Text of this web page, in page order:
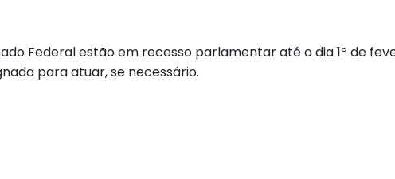
Federal estão em recesso parlamentar até o dia 1º de
para atuar, se necessário.